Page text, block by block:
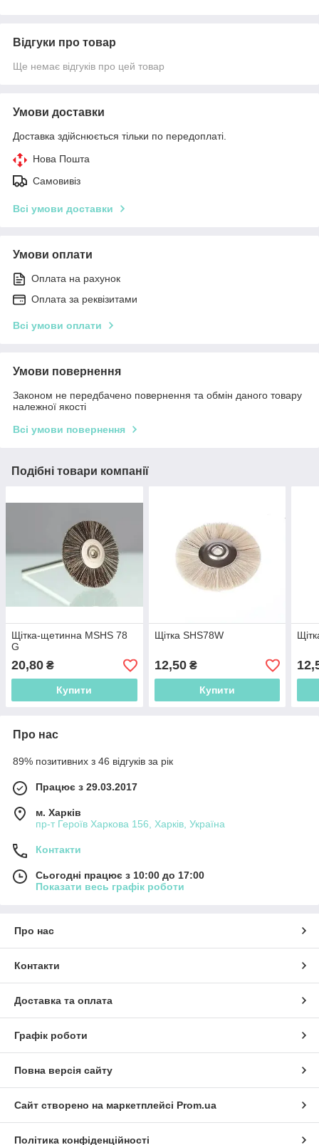
Відгуки про товар
Ще немає відгуків про цей товар
Умови доставки
Доставка здійснюється тільки по передоплаті.
Нова Пошта
Самовивіз
Всі умови доставки
Умови оплати
Оплата на рахунок
Оплата за реквізитами
Всі умови оплати
Умови повернення
Законом не передбачено повернення та обмін даного товару
належної якості
Всі умови повернення
Подібні товари компанії
Щітка-щетинна MSHS 78
G
20,80 ₴
Купити
Щітка SHS78W
12,50₴
Купити
Про нас
89% позитивних з 46 відгуків за рік
Працює з 29.03.2017
м. Харків
пр-т Героїв Харкова 156, Харків, Україна
Контакти
Сьогодні працює з 10:00 до 17:00
Показати весь графік роботи
Про нас
Контакти
Доставка та оплата
Графік роботи
Повна версія сайту
Сайт створено на маркетплейсі Prom.ua
Політика конфіденційності